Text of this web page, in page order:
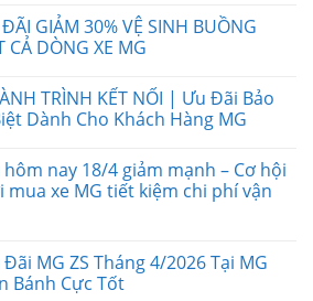
GIẢM 30% VỆ SINH BUỒNG
CẢ DÒNG XE MG
TRÌNH KẾT NỐI | Ưu Đãi Bảo
Dành Cho Khách Hàng MG
hôm nay 18/4 giảm mạnh – Cơ hội
xe MG tiết kiệm chi phí vận
Đãi MG ZS Tháng 4/2026 Tại MG
Bánh Cực Tốt